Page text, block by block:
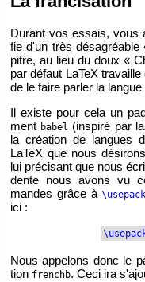
Du­rant vos es­sais, vous
fie d'un très
pitre, au lieu du doux «
par dé­faut LaTeX
de le faire par­ler la
Il existe pour cela un
ment babel (ins­piré par
la créa­tion de langues
LaTeX que nous
lui pré­ci­sant que nous
dente nous avons vu
mandes grâce à
ici :
Nous ap­pe­lons donc le
tion frenchb. Ceci ira